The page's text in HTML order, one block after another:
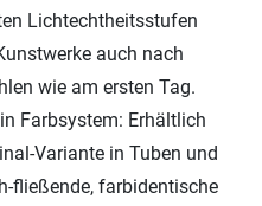
Lichtechtheitsstufen
auch nach
wie am ersten Tag.
Farbsystem: Erhältlich
Variante in Tuben und
fließende, farbidentische